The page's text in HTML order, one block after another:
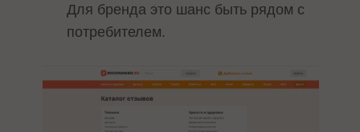
Для бренда это шанс быть рядом с
потребителем.